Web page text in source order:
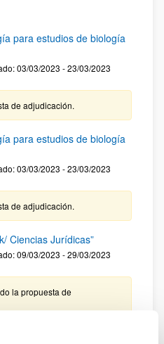
para estudios de biología
03/03/2023 - 23/03/2023
de adjudicación.
para estudios de biología
03/03/2023 - 23/03/2023
de adjudicación.
Ciencias Jurídicas”
09/03/2023 - 29/03/2023
la propuesta de